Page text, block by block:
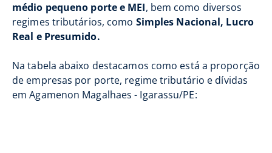
médio pequeno porte e MEI, bem como diversos
regimes tributários, como Simples Nacional, Lucro
Real e Presumido.
Na tabela abaixo destacamos como está a proporção
de empresas por porte, regime tributário e dívidas
em Agamenon Magalhaes - Igarassu/PE: